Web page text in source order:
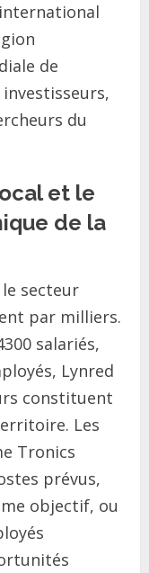
de
du
et le
de la
secteur
par milliers.
salariés,
Lynred
constituent
Les
Tronics
prévus,
objectif, ou